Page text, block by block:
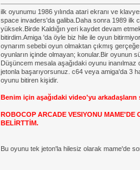
ilk oyunumu 1986 yılında atari ekranı ve
space invaders'da galiba.Daha sonra 1989 ilk
yüksek.Birde Kaldığın yeri kaydet devam
bitirdim.Amiga 'da öyle biz hile ile oyun
oynarım sebebi oyun olmaktan çıkmış
oyunların içinde olmayan; konular.Bir oyunun
Düşüncem mesala aşağıdaki oyunu
jetonla başarıyorsunuz. c64 veya amiga'da 3
oyunu bitiren kişidir.
Benim için aşağıdaki video'yu
ROBOCOP ARCADE VESIYONU
BELİRTTİM.
Bu oyunu tek jeton'la hilesiz olarak mame'de